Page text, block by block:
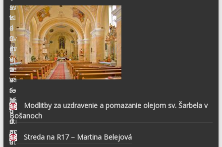
Modlitby za uzdravenie a pomazanie olejom sv. Šarbela v
Bošanoch
Streda na R17 – Martina Belejová